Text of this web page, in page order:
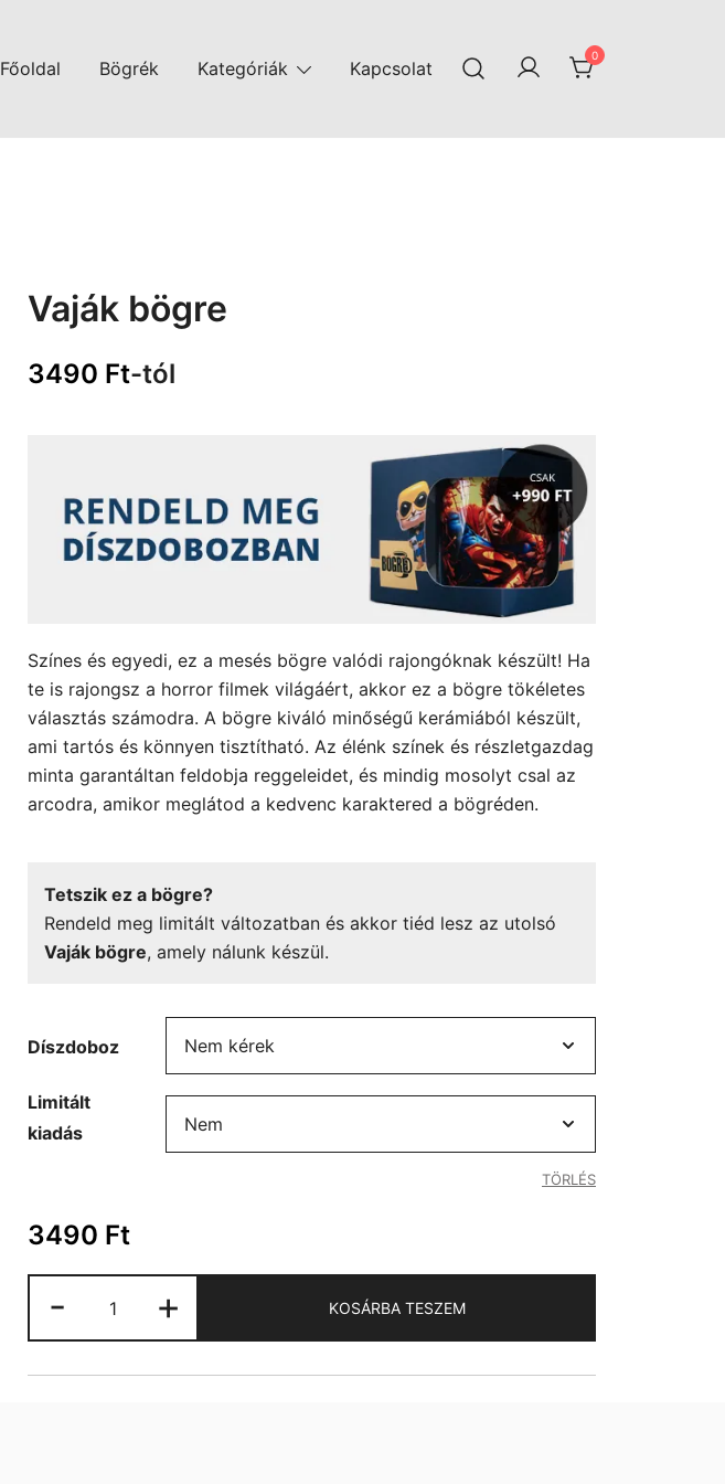
Főoldal Bögrék Kategóriák Kapcsolat
0
Vaják bögre
3490 Ft-tól
Színes és egyedi, ez a mesés bögre valódi rajongóknak készült! Ha
te is rajongsz a horror filmek világáért, akkor ez a bögre tökéletes
választás számodra. A bögre kiváló minőségű kerámiából készült,
ami tartós és könnyen tisztítható. Az élénk színek és részletgazdag
minta garantáltan feldobja reggeleidet, és mindig mosolyt csal az
arcodra, amikor meglátod a kedvenc karaktered a bögréden.
Tetszik ez a bögre?
Rendeld meg limitált változatban és akkor tiéd lesz az utolsó
Vaják bögre, amely nálunk készül.
Díszdoboz
Limitált
kiadás
TÖRLÉS
3490 Ft
-
bögre
mennyiség
+ KOSÁRBA TESZEM